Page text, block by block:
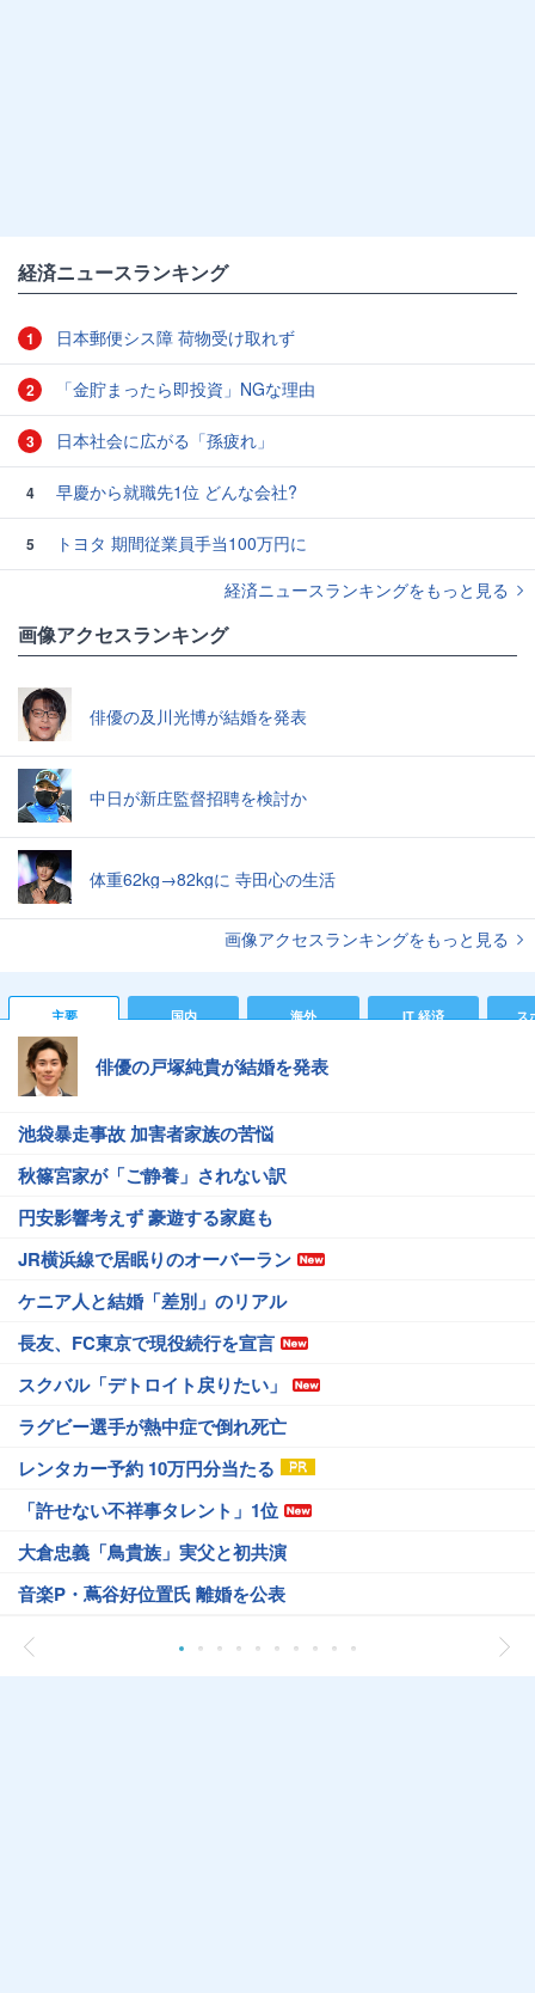
経済ニュースランキング
1 日本郵便シス障 荷物受け取れず
2 「金貯まったら即投資」NGな理由
3 日本社会に広がる「孫疲れ」
4 早慶から就職先1位 どんな会社?
5
トヨタ 期間従業員手当100万円に
経済ニュースランキングをもっと見る
画像アクセスランキング
俳優の及川光博が結婚を発表
中日が新庄監督招聘を検討か
体重62kg→82kgに 寺田心の生活
画像アクセスランキングをもっと見る
主要 国内 海外 IT 経済 ス
俳優の戸塚純貴が結婚を発表
池袋暴走事故 加害者家族の苦悩
秋篠宮家が「ご静養」されない訳
円安影響考えず 豪遊する家庭も
JR横浜線で居眠りのオーバーラン
ケニア人と結婚「差別」のリアル
長友、FC東京で現役続行を宣言
スクバル「デトロイト戻りたい」
ラグビー選手が熱中症で倒れ死亡
レンタカー予約 10万円分当たる
「許せない不祥事タレント」1位
大倉忠義「鳥貴族」実父と初共演
音楽P・蔦谷好位置氏 離婚を公表